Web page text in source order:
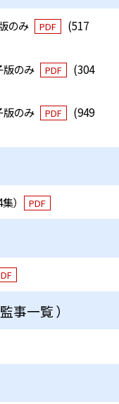
のみ PDF
(517
版のみ
PDF
(304
版のみ
PDF
(949
） PDF
事一覧 ）